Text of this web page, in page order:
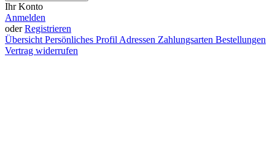
Ihr Konto
Anmelden
oderRegistrieren
Übersicht Persönliches Profil Adressen Zahlungsarten Bestellungen
Vertrag widerrufen